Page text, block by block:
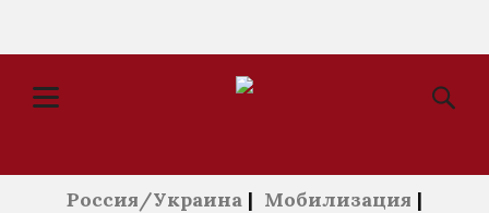
Россия/Украина | Мобилизация |